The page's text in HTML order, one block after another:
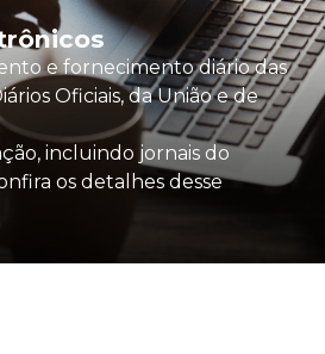
e fornecimento diário das
Oficiais, da União e de
incluindo jornais do
os detalhes desse